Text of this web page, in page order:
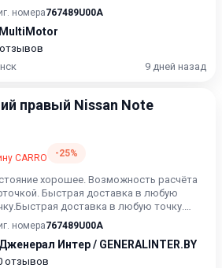
товара, затраты кли...
номера767489U00A
MultiMotor
9 дней назад
правый Nissan Note
CARRO -25%
хорошее. Возможность расчёта
Быстрая доставка в любую
доставка в любую точку.
расчета карточк...
номера767489U00A
Дженерал Интер / GENERALINTER.BY
отзывов